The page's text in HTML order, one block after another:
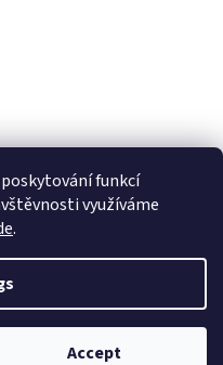
funkcí
využíváme
.
Accept
rights reserved.Edit cookie